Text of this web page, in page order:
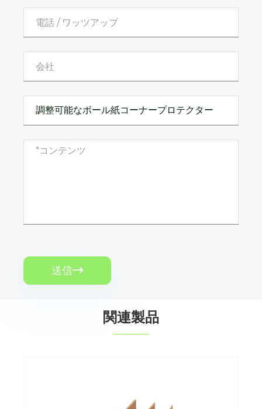
送信
関連製品